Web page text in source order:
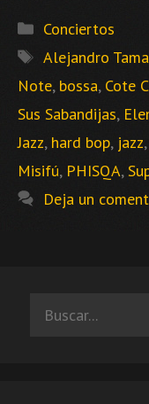
Categorías
Conciertos
Etiquetas
Alejandro
Note, bossa, Cote
Sus Sabandijas,
Jazz, hard bop, jazz
Misifú, PHISQA,
Deja un